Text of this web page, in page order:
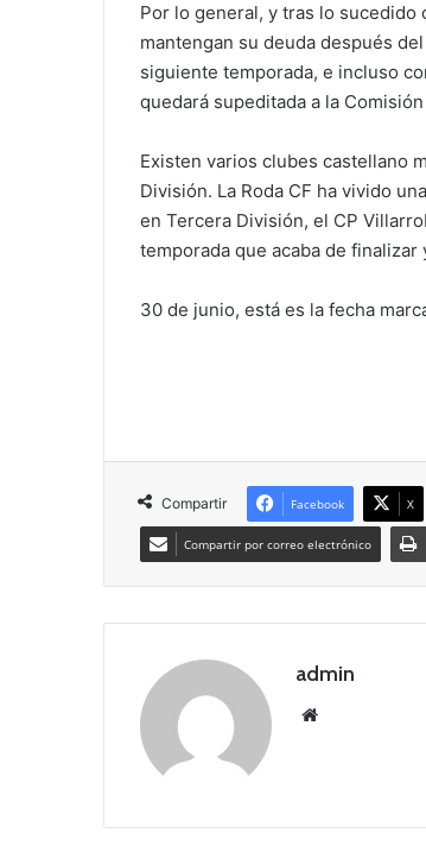
Por lo general, y tras lo
mantengan su deuda después
siguiente temporada, e incluso
quedará supeditada a la
Existen varios clubes castellano
División. La Roda CF ha vivido
en Tercera División, el CP
temporada que acaba de
30 de junio, está es la fecha
Compartir Facebook X
Compartir por correo electrónico
admin